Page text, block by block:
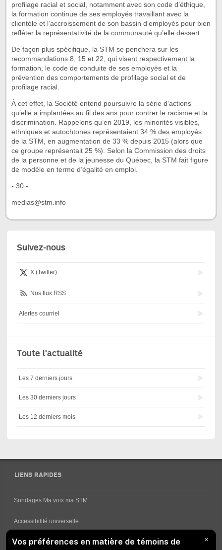
profilage racial et social, notamment avec son code d’éthique,
la formation continue de ses employés travaillant avec la
clientèle et l’accroissement de son bassin d’employés pour bien
refléter la représentativité de la communauté qu’elle dessert.
De façon plus spécifique, la STM se penchera sur les
recommandations 8, 15 et 22, qui visent respectivement la
formation, le code de conduite de ses employés et la
prévention des comportements de profilage social et de
profilage racial.
À cet effet, la Société entend poursuivre la série d’actions
qu’elle a implantées au fil des ans pour contrer le racisme et la
discrimination. Rappelons qu’en 2019, les minorités visibles,
ethniques et autochtones représentaient 34 % des employés
de la STM, en augmentation de 33 % depuis 2015 (alors que
ce groupe représentait 25 %). Selon la Commission des droits
de la personne et de la jeunesse du Québec, la STM fait figure
de modèle en terme d’égalité en emploi.
- 30 -
medias@stm.info
Suivez-nous
X (Twitter)
Nos flux RSS
Alertes courriel
Toute l'actualité
Les 7 derniers jours
Les 30 derniers jours
Les 12 derniers mois
LIENS RAPIDES
Sondages Ma voix ma STM
Accessibilité universelle
Comment obtenir vos horaires de bus